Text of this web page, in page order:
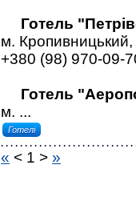
Готель
м.
+380 (98) 970-09-
Готель
м. ...
Готелі
« < 1 > »